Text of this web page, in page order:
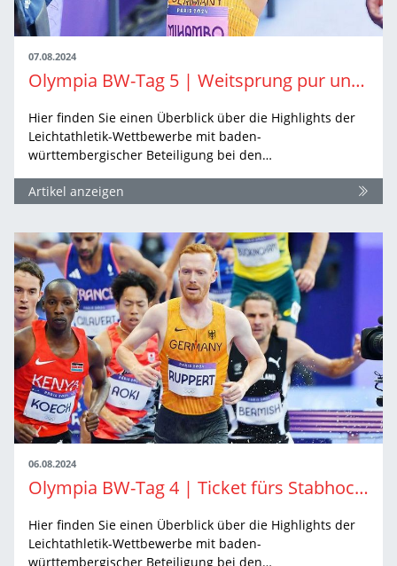
07.08.2024
Olympia BW-Tag 5 | Weitsprung pur und eine Stadionrunde
Hier finden Sie einen Überblick über die Highlights der
Leichtathletik-Wettbewerbe mit baden-
württembergischer Beteiligung bei den…
Artikel anzeigen
06.08.2024
Olympia BW-Tag 4 | Ticket fürs Stabhochsprung-Finale und Vorläufe mit Hindernissen
Hier finden Sie einen Überblick über die Highlights der
Leichtathletik-Wettbewerbe mit baden-
württembergischer Beteiligung bei den…